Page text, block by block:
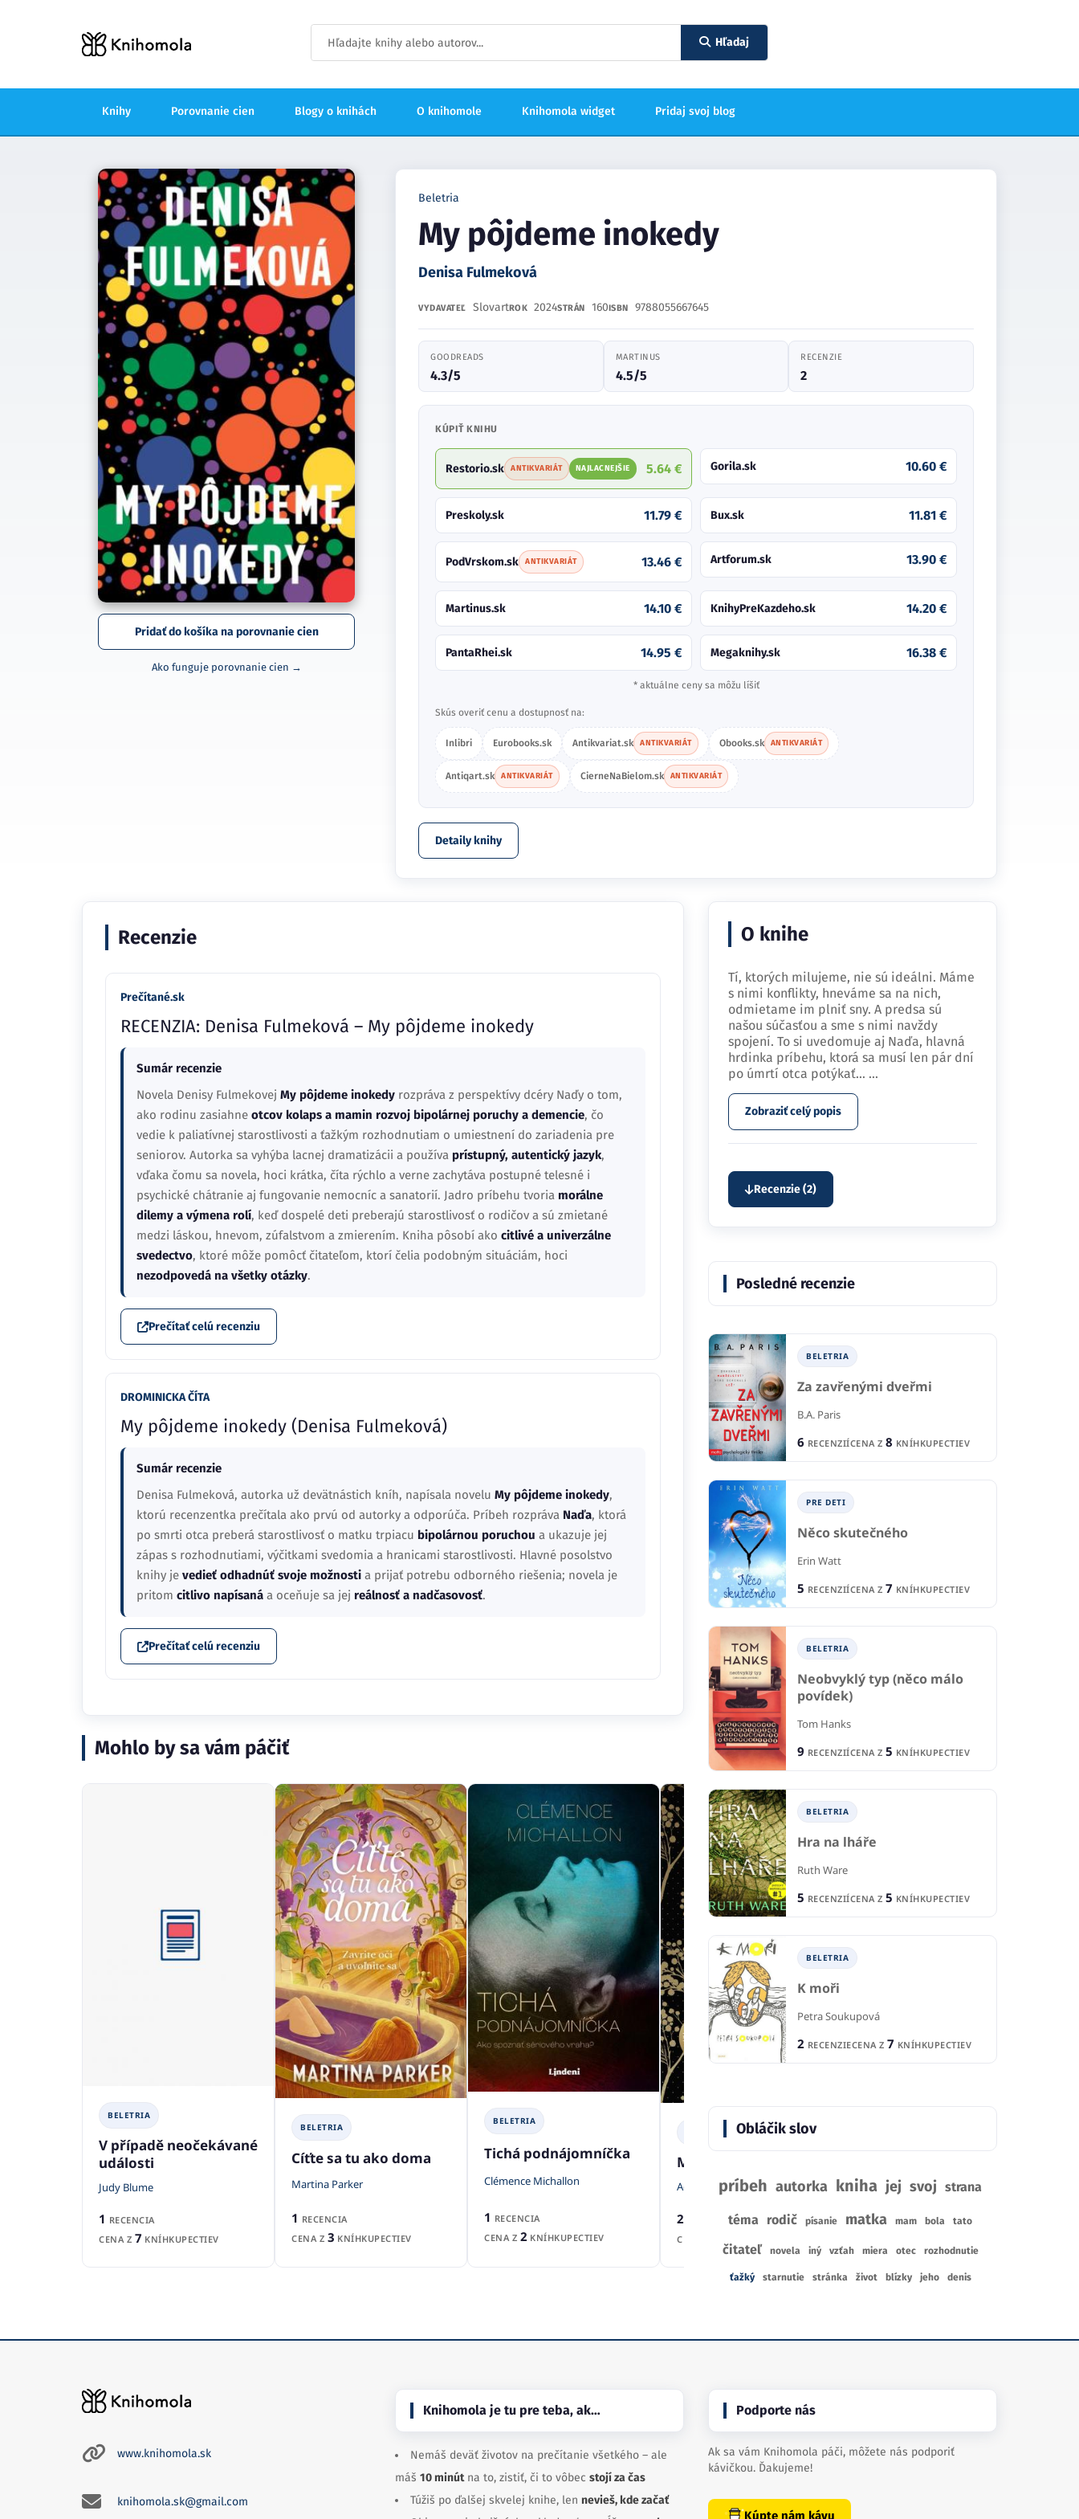
Hľadaj
Knihy Porovnanie cien Blogy o knihách O knihomole Knihomola widget Pridaj svoj blog
Pridať do košíka na porovnanie cien
Ako funguje porovnanie cien →
Beletria
My pôjdeme inokedy
Denisa Fulmeková
VYDAVATEĽ SlovartROK 2024STRÁN 160ISBN 9788055667645
GOODREADS
4.3/5
MARTINUS
4.5/5
RECENZIE
2
KÚPIŤ KNIHU
Restorio.sk ANTIKVARIÁT NAJLACNEJŠIE 5.64 € Gorila.sk 10.60 €
Preskoly.sk 11.79 € Bux.sk 11.81 €
PodVrskom.sk ANTIKVARIÁT 13.46 € Artforum.sk 13.90 €
Martinus.sk 14.10 € KnihyPreKazdeho.sk 14.20 €
PantaRhei.sk 14.95 € Megaknihy.sk 16.38 €
* aktuálne ceny sa môžu líšiť
Skús overiť cenu a dostupnosť na:
Inlibri Eurobooks.sk Antikvariat.sk ANTIKVARIÁT Obooks.sk ANTIKVARIÁT
Antiqart.sk ANTIKVARIÁT CierneNaBielom.sk ANTIKVARIÁT
Detaily knihy
Recenzie
Prečítané.sk
RECENZIA: Denisa Fulmeková – My pôjdeme inokedy
Sumár recenzie
Novela Denisy Fulmekovej My pôjdeme inokedy rozpráva z perspektívy dcéry Naďy o tom,
ako rodinu zasiahne otcov kolaps a mamin rozvoj bipolárnej poruchy a demencie, čo
vedie k paliatívnej starostlivosti a ťažkým rozhodnutiam o umiestnení do zariadenia pre
seniorov. Autorka sa vyhýba lacnej dramatizácii a používa prístupný, autentický jazyk,
vďaka čomu sa novela, hoci krátka, číta rýchlo a verne zachytáva postupné telesné i
psychické chátranie aj fungovanie nemocníc a sanatorií. Jadro príbehu tvoria morálne
dilemy a výmena rolí, keď dospelé deti preberajú starostlivosť o rodičov a sú zmietané
medzi láskou, hnevom, zúfalstvom a zmierením. Kniha pôsobí ako citlivé a univerzálne
svedectvo, ktoré môže pomôcť čitateľom, ktorí čelia podobným situáciám, hoci
nezodpovedá na všetky otázky.
Prečítať celú recenziu
DROMINICKA ČÍTA
My pôjdeme inokedy (Denisa Fulmeková)
Sumár recenzie
Denisa Fulmeková, autorka už devätnástich kníh, napísala novelu My pôjdeme inokedy,
ktorú recenzentka prečítala ako prvú od autorky a odporúča. Príbeh rozpráva Naďa, ktorá
po smrti otca preberá starostlivosť o matku trpiacu bipolárnou poruchou a ukazuje jej
zápas s rozhodnutiami, výčitkami svedomia a hranicami starostlivosti. Hlavné posolstvo
knihy je vedieť odhadnúť svoje možnosti a prijať potrebu odborného riešenia; novela je
pritom citlivo napísaná a oceňuje sa jej reálnosť a nadčasovosť.
Prečítať celú recenziu
Mohlo by sa vám páčiť
BELETRIA
V případě neočekávané
události
Judy Blume
1 RECENCIA
CENA Z 7 KNÍHKUPECTIEV
BELETRIA
Cíťte sa tu ako doma
Martina Parker
1 RECENCIA
CENA Z 3 KNÍHKUPECTIEV
BELETRIA
Tichá podnájomníčka
Clémence Michallon
1 RECENCIA
CENA Z 2 KNÍHKUPECTIEV
Mimóza
Adriana Boysová
2 RECENZIE
CENA Z
Holly Jackson
3RECENZIE
O knihe
Tí, ktorých milujeme, nie sú ideálni. Máme
s nimi konflikty, hneváme sa na nich,
odmietame im plniť sny. A predsa sú
našou súčasťou a sme s nimi navždy
spojení. To si uvedomuje aj Naďa, hlavná
hrdinka príbehu, ktorá sa musí len pár dní
po úmrtí otca potýkať… ...
Zobraziť celý popis
Recenzie (2)
Posledné recenzie
BELETRIA
Za zavřenými dveřmi
B.A. Paris
6 RECENZIÍCENA Z 8 KNÍHKUPECTIEV
PRE DETI
Něco skutečného
Erin Watt
5 RECENZIÍCENA Z 7 KNÍHKUPECTIEV
BELETRIA
Neobvyklý typ (něco málo
povídek)
Tom Hanks
9 RECENZIÍCENA Z 5 KNÍHKUPECTIEV
BELETRIA
Hra na lháře
Ruth Ware
5 RECENZIÍCENA Z 5 KNÍHKUPECTIEV
BELETRIA
K moři
Petra Soukupová
2 RECENZIECENA Z 7 KNÍHKUPECTIEV
Obláčik slov
príbeh autorka kniha jej svoj strana
téma rodič písanie matka mam bola tato
čitateľ novela iný vzťah miera otec rozhodnutie
ťažký starnutie stránka život blízky jeho denis
www.knihomola.sk
knihomola.sk@gmail.com
Knihomola je tu pre teba, ak…
Nemáš deväť životov na prečítanie všetkého – ale
máš 10 minútna to, zistiť, či to vôbec stojí za čas
Túžiš po ďalšej skvelej knihe, len nevieš, kde začať
Podporte nás
Ak sa vám Knihomola páči, môžete nás podporiť
kávičkou. Ďakujeme!
Kúpte nám kávu